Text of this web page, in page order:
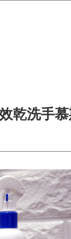
乾洗手